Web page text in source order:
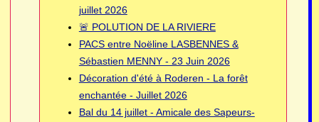
juillet 2026
🚨 POLUTION DE LA RIVIERE
PACS entre Noëline LASBENNES &
Sébastien MENNY - 23 Juin 2026
Décoration d'été à Roderen - La forêt
enchantée - Juillet 2026
Bal du 14 juillet - Amicale des Sapeurs-